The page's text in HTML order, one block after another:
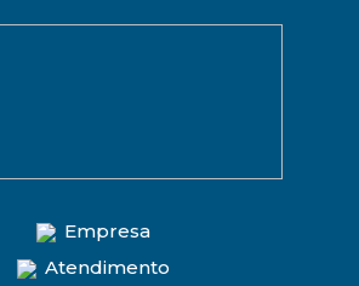
Empresa
Atendimento